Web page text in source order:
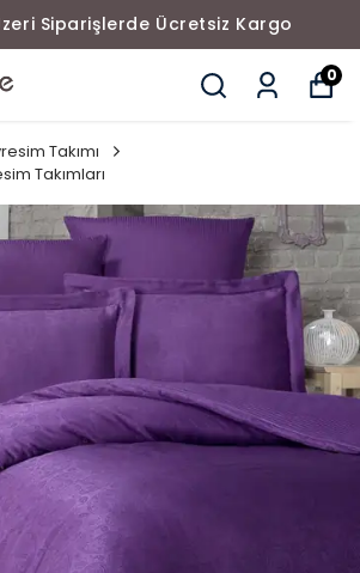
Siparişlerde Ücretsiz Kargo
0
Takımı
Takımları